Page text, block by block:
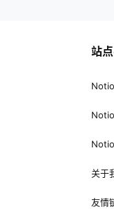
站
关于
友情